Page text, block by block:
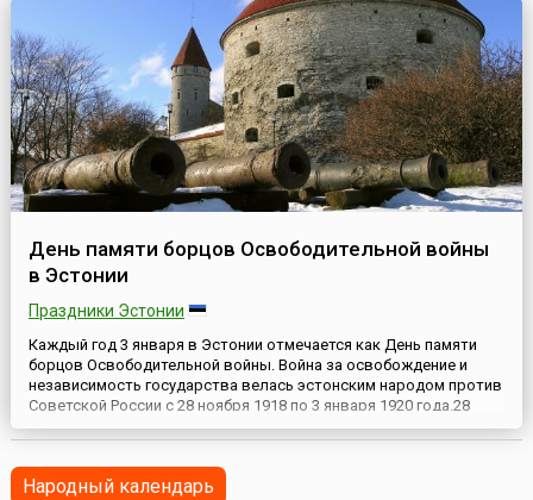
Великим, Григорием Богословом и Иоанном Златоустом. А по...
День памяти борцов Освободительной войны
в Эстонии
Праздники Эстонии
Каждый год 3 января в Эстонии отмечается как День памяти
борцов Освободительной войны. Война за освобождение и
независимость государства велась эстонским народом против
Советской России с 28 ноября 1918 по 3 января 1920 года.28
ноября Красная армия в составе двух дивизий перешла границу
Эстонии. Численность армии составляла около 12 тысяч
человек. Красная армия прошла крупнейшие эстонские ...
Народный календарь